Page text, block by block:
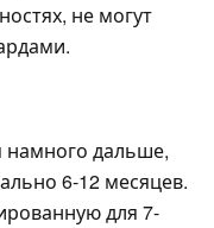
не могут
намного дальше,
6-12 месяцев.
для 7-